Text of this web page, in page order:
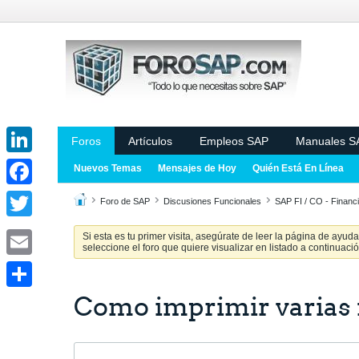
Foros Artículos Empleos SAP Manuales
Nuevos Temas Mensajes de Hoy Quién Está En Línea
Foro de SAP Discusiones Funcionales SAP FI / CO -
Si esta es tu primer visita, asegúrate de leer la página de ayuda
seleccione el foro que quiere visualizar en listado a
Como imprimir varias
LinkedIn
Facebook
Twitter
Email